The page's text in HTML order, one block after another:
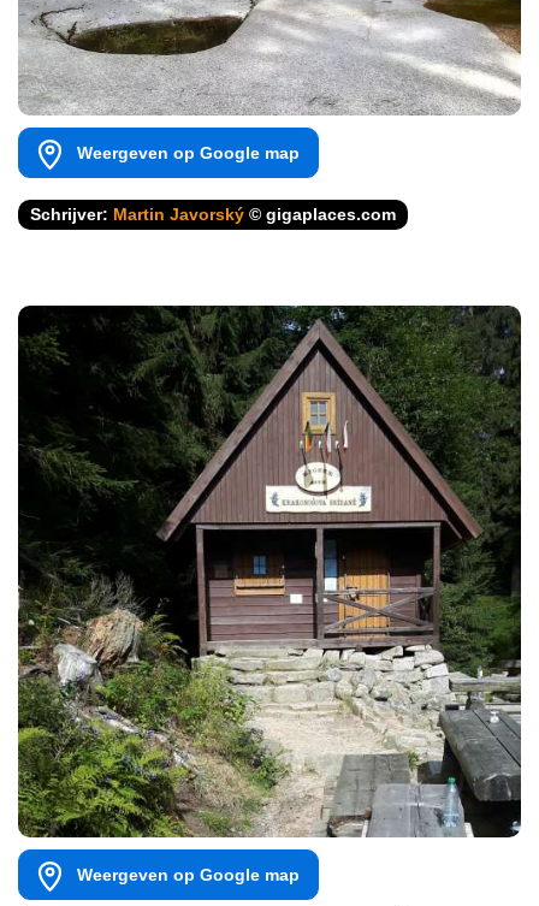
Weergeven op Google map
Schrijver: Martin Javorský © gigaplaces.com
Weergeven op Google map